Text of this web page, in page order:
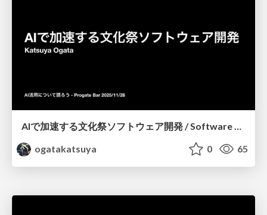
AIで加速する文化祭ソフトウェア開発 / Software Development for School Festivals Accelerated by AI
ogatakatsuya
0 65